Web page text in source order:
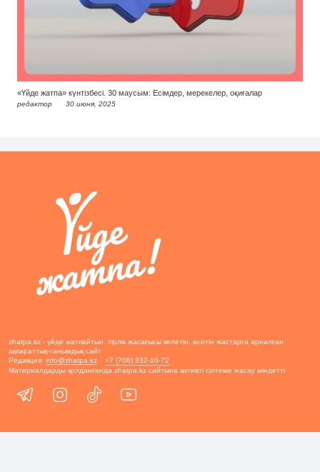
«Үйде жатпа» күнтізбесі. 30 маусым: Есімдер, мерекелер, оқиғалар
редактор 30 июня, 2025
zhatpa.kz - үйде жатпайтын, тірлік жасағысы келетін, өсетін жастарға арналған
ақпараттық-танымдық сайт
Редакция: info@zhatpa.kz
+7 (708) 332-10-72
Материалдарды қолданғанда zhatpa.kz сайтына активті сілтеме жасау міндетті